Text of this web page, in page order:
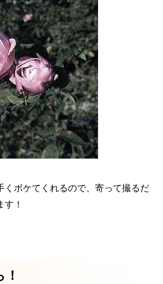
くボケてくれるので、寄って撮るだ
！